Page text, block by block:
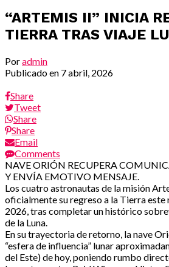
“ARTEMIS II” INICIA
TIERRA TRAS VIAJE
Poradmin
Publicado en 7 abril, 2026
Share
Tweet
Share
Share
Email
Comments
NAVE ORIÓN RECUPERA
Y ENVÍA EMOTIVO MENSAJE.
Los cuatro astronautas de la misión
oficialmente su regreso a la Tierra este
2026, tras completar un histórico
de la Luna.
En su trayectoria de retorno, la nave
“esfera de influencia” lunar
del Este) de hoy, poniendo rumbo